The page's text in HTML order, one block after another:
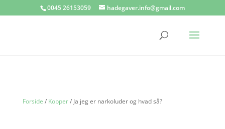
0045 26153059 hadegaver.info@gmail.com
Forside / Kopper/ Ja jeg er narkoluder og hvad så?